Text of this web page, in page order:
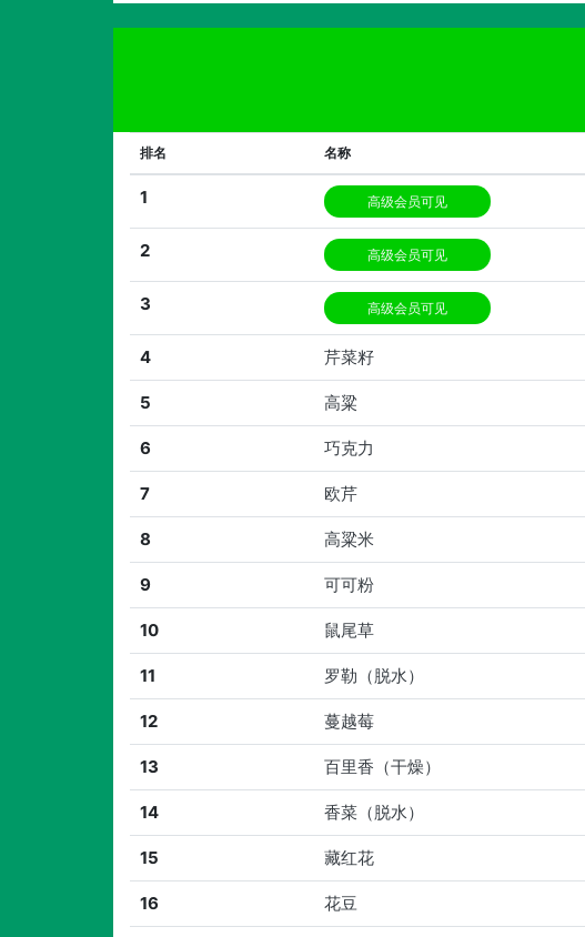
排名 名称
1 高级会员可见
2 高级会员可见
3 高级会员可见
4 芹菜籽
5 高粱
6 巧克力
7 欧芹
8 高粱米
9 可可粉
10 鼠尾草
11 罗勒（脱水）
12 蔓越莓
13 百里香（干燥）
14 香菜（脱水）
15 藏红花
16 花豆